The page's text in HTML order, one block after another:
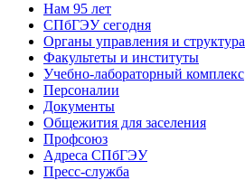
Нам 95 лет
СПбГЭУ сегодня
Органы управления и структура
Факультеты и институты
Учебно-лабораторный комплекс
Персоналии
Документы
Общежития для заселения
Профсоюз
Адреса СПбГЭУ
Пресс-служба